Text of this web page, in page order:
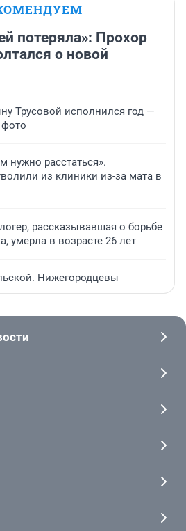
потеряла»: Прохор
о новой
Трусовой исполнился год —
фото
нужно расстаться».
из клиники из-за мата в
рассказывавшая о борьбе
умерла в возрасте 26 лет
Нижегородцевы